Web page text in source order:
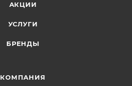
АКЦИИ
УСЛУГИ
БРЕНДЫ
КОМПАНИЯ